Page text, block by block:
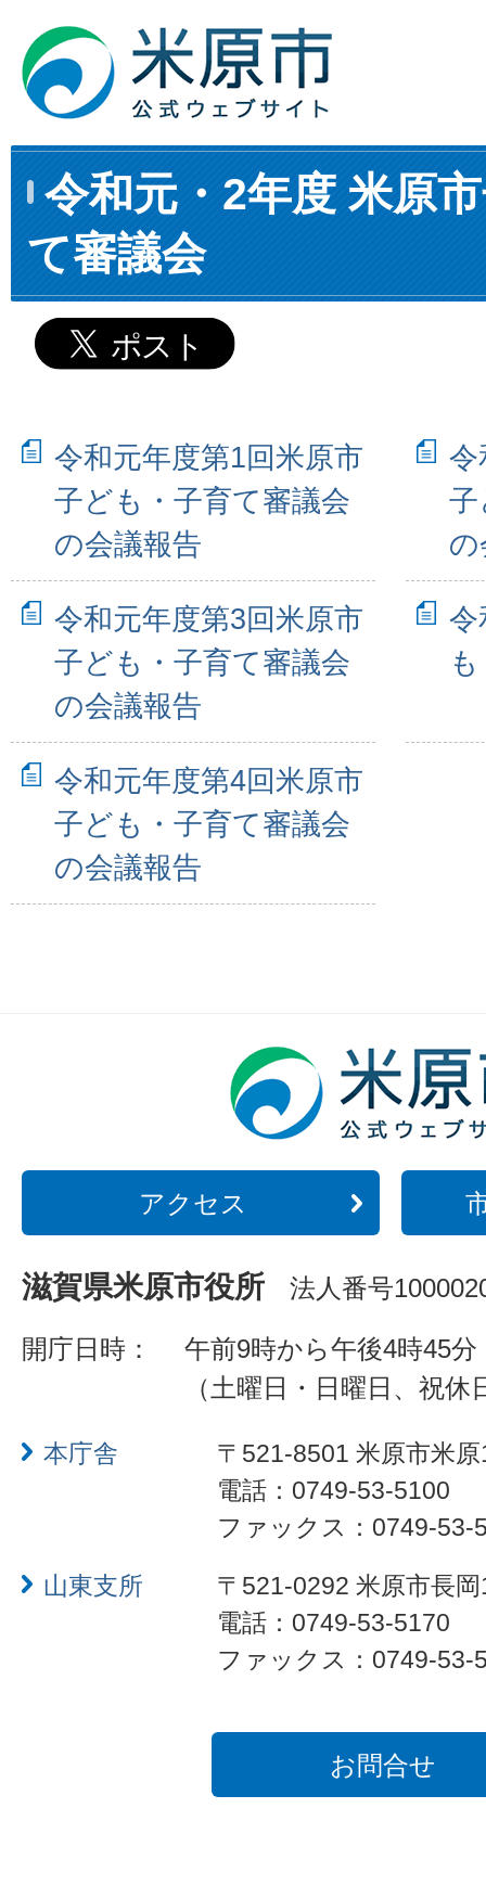
令和元・2年度 米原
て審議会
令和元年度第1回米原市
子ども・子育て審議会
の会議報告
令
子
の
令和元年度第3回米原市
子ども・子育て審議会
の会議報告
令
令和元年度第4回米原市
子ども・子育て審議会
の会議報告
アクセス
滋賀県米原市役所 法人番号
開庁日時：
午前9時から午後4時45分
（土曜日・日曜日、祝
本庁舎
〒521-8501 米原市米
電話：0749-53-5100
ファックス：0749-53-
山東支所
〒521-0292 米原市長
電話：0749-53-5170
ファックス：0749-53-
お問合せ